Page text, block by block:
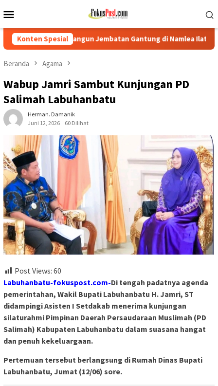
ke
Mobile
Konten Spesial
Jembatan Gantung di Namlea Ilath Korban Desak
Beranda Agama
Wabup Jamri Sambut Kunjungan PD
Salimah Labuhanbatu
Herman. Damanik
Juni 12, 2026
60 Dilihat
Post Views: 60
Labuhanbatu-fokuspost.com-Di tengah padatnya agenda
pemerintahan, Wakil Bupati Labuhanbatu H. Jamri, ST
didampingi Asisten I Setdakab menerima kunjungan
silaturahmi Pimpinan Daerah Persaudaraan Muslimah (PD
Salimah) Kabupaten Labuhanbatu dalam suasana hangat
dan penuh kekeluargaan.
Pertemuan tersebut berlangsung di Rumah Dinas Bupati
Labuhanbatu, Jumat (12/06) sore.